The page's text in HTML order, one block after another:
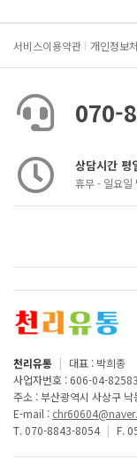
서비스이용약관 개인정보
070-
상담시간
휴무 - 일요일
천리유통 | 대표 : 박희종
사업자번호 : 606-04-82583
주소 : 부산광역시 사상구
E-mail :
T. 070-8843-8054 | F.